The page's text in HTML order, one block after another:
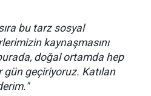
sıra bu tarz sosyal
kaynaşmasını
doğal ortamda hep
geçiriyoruz. Katılan